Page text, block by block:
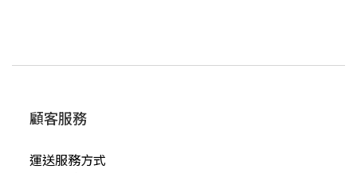
顧客服務
運送服務方式